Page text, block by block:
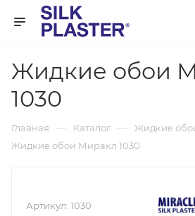
Жидкие обои
1030
Главная — Каталог — Жидкие
Жидкие обои Миракл 1030
Артикул: 1030